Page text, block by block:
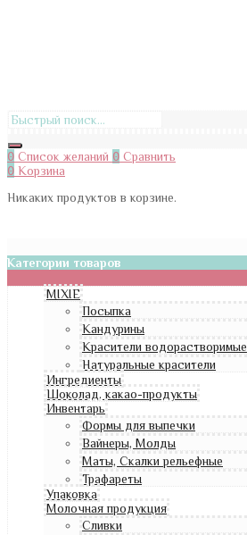
0 Список желаний 0 Сравнить
0 Корзина
Никаких продуктов в корзине.
Категории товаров
MIXIE
Посыпка
Кандурины
Красители водорастворимые
Натуральные красители
Ингредиенты
Шоколад, какао-продукты
Инвентарь
Формы для выпечки
Вайнеры, Молды
Маты, Скалки рельефные
Трафареты
Упаковка
Молочная продукция
Сливки